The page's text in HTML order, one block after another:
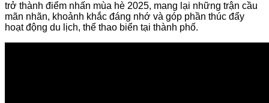
trở thành điểm nhấn mùa hè 2025, mang ại những trận cầu
mãn nhãn, khoảnh khắc đáng nhớ và góp phần thúc đẩy
hoạtđộng du lịch, thể thao biển tại thành phố.